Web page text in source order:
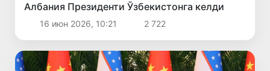
Албания Президенти Ўзбекистонга келди
16 июн 2026, 10:21 2 722